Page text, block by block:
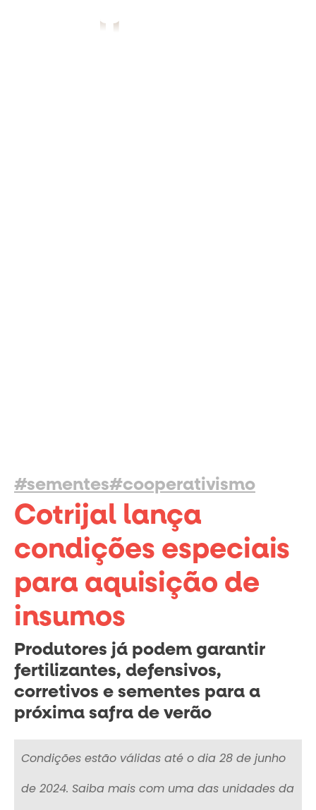
#sementes#cooperativismo
Cotrijal lança
condições especiais
para aquisição de
insumos
Produtores já podem garantir
fertilizantes, defensivos,
corretivos e sementes para a
próxima safra de verão
Condições estão válidas até o dia 28 de junho
de 2024. Saiba mais com uma das unidades da